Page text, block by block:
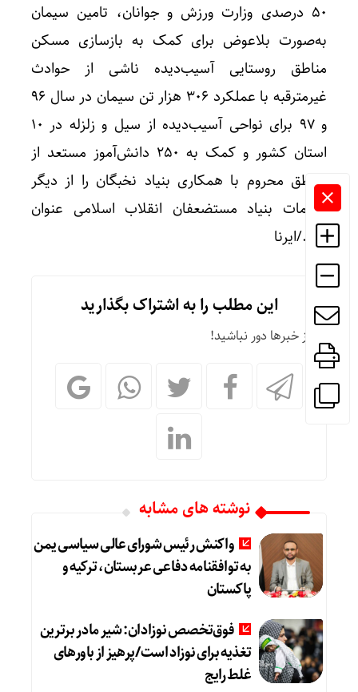
۵۰ درصدی وزارت ورزش و جوانان، تامین سیمان
به‌صورت بلاعوض برای کمک به بازسازی مسکن
مناطق روستایی آسیب‌دیده ناشی از حوادث
غیرمترقبه با عملکرد ۳۰۶ هزار تن سیمان در سال ۹۶
و ۹۷ برای نواحی آسیب‌دیده از سیل و زلزله در ۱۰
استان کشور و کمک به ۲۵۰ دانش‌آموز مستعد از
مناطق محروم با همکاری بنیاد نخبگان را از دیگر
اقدامات بنیاد مستضعفان انقلاب اسلامی عنوان
کرد./ایرنا
این مطلب را به اشتراک بگذارید
از خبرها دور نباشید!
نوشته های مشابه
واکنش رئیس شورای عالی سیاسی یمن
به توافقنامه دفاعی عربستان، ترکیه و
پاکستان
فوق‌تخصص نوزادان: شیر مادر برترین
تغذیه برای نوزاد است/پرهیز از باورهای
غلط رایج